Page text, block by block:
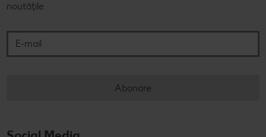
noutățile.
Abonare